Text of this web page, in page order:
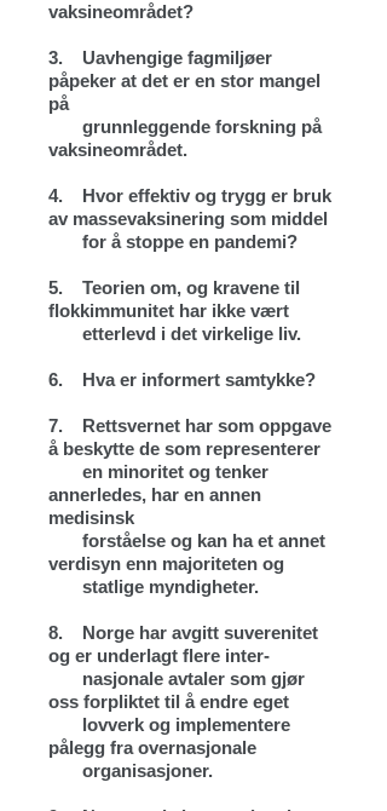
vaksineområdet?
3. Uavhengige fagmiljøer
påpeker at det er en stor mangel
på
grunnleggende forskning på
vaksineområdet.
4. Hvor effektiv og trygg er bruk
av massevaksinering som middel
for å stoppe en pandemi?
5. Teorien om, og kravene til
flokkimmunitet har ikke vært
etterlevd i det virkelige liv.
6. Hva er informert samtykke?
7. Rettsvernet har som oppgave
å beskytte de som representerer
en minoritet og tenker
annerledes, har en annen
medisinsk
forståelse og kan ha et annet
verdisyn enn majoriteten og
statlige myndigheter.
8. Norge har avgitt suverenitet
og er underlagt flere inter-
nasjonale avtaler som gjør
oss forpliktet til å endre eget
lovverk og implementere
pålegg fra overnasjonale
organisasjoner.